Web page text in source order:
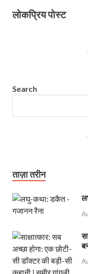
लोकप्रिय पोस्ट
Search
ताज़ा तरीन